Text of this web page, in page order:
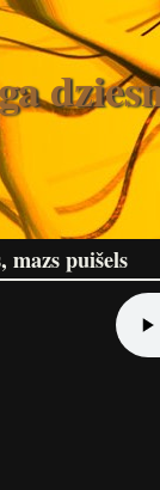
mazs puišels